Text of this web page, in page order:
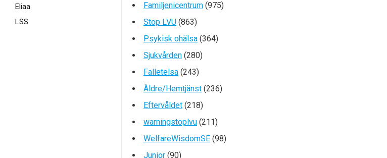
Eliaa
LSS
Familjenicentrum (975)
Stop LVU (863)
Psykisk ohälsa (364)
Sjukvården (280)
Falletelsa (243)
Äldre/Hemtjänst (236)
Eftervåldet (218)
warningstoplvu (211)
WelfareWisdomSE (98)
Junior (90)